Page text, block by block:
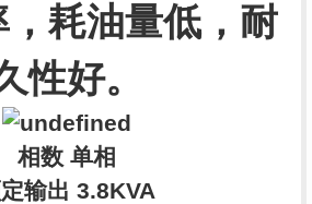
耗油量低，耐
性好。
相数 单相
输出 3.8KVA